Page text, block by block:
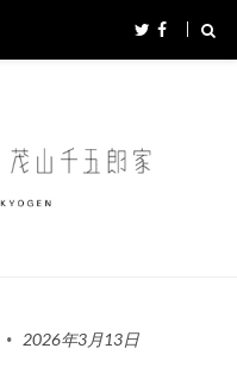
2026年3月13日